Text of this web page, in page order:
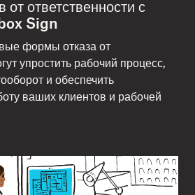
от ответственности с
Sign
формы отказа от
упростить рабочий процесс,
и обеспечить
ваших клиентов и рабочей